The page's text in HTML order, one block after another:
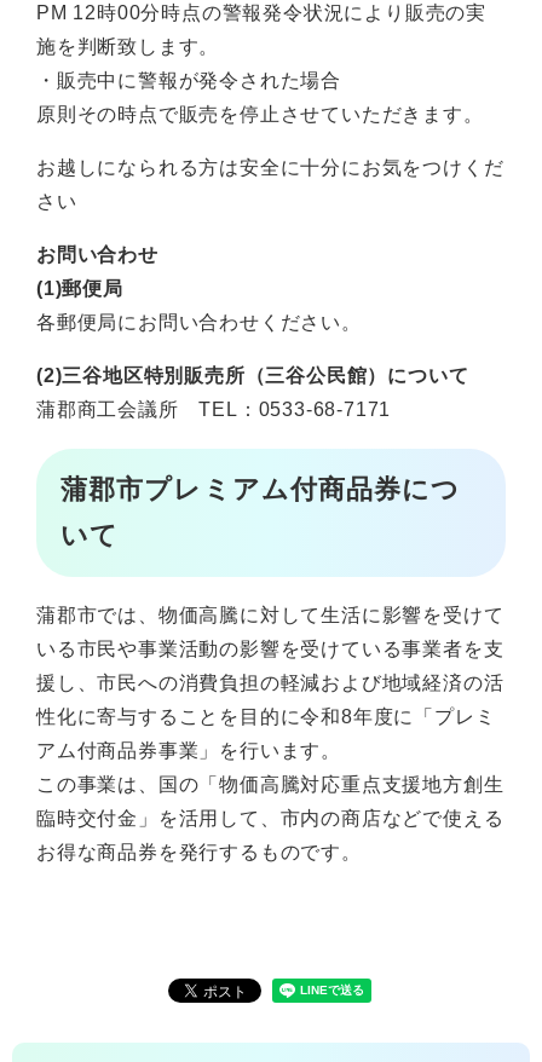
PM 12時00分時点の警報発令状況により販売の実
施を判断致します。
・販売中に警報が発令された場合
原則その時点で販売を停止させていただきます。
お越しになられる方は安全に十分にお気をつけくだ
さい
お問い合わせ
(1)郵便局
各郵便局にお問い合わせください。
(2)三谷地区特別販売所（三谷公民館）について
蒲郡商工会議所 TEL：0533-68-7171
蒲郡市プレミアム付商品券につ
いて
蒲郡市では、物価高騰に対して生活に影響を受けて
いる市民や事業活動の影響を受けている事業者を支
援し、市民への消費負担の軽減および地域経済の活
性化に寄与することを目的に令和8年度に「プレミ
アム付商品券事業」を行います。
この事業は、国の「物価高騰対応重点支援地方創生
臨時交付金」を活用して、市内の商店などで使える
お得な商品券を発行するものです。